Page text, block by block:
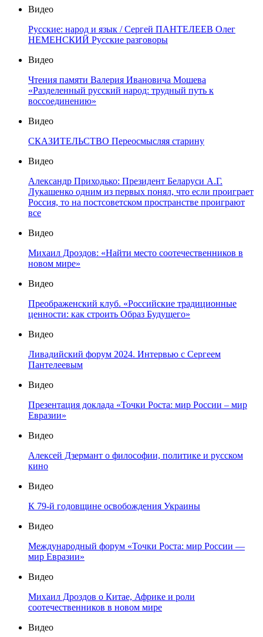
Видео
Русские: народ и язык / Сергей ПАНТЕЛЕЕВ Олег
НЕМЕНСКИЙ Русские разговоры
Видео
Чтения памяти Валерия Ивановича Мошева
«Разделенный русский народ: трудный путь к
воссоединению»
Видео
СКАЗИТЕЛЬСТВО Переосмысляя старину
Видео
Александр Приходько: Президент Беларуси А.Г.
Лукашенко одним из первых понял, что если проиграет
Россия, то на постсоветском пространстве проиграют
все
Видео
Михаил Дроздов: «Найти место соотечественников в
новом мире»
Видео
Преображенский клуб. «Российские традиционные
ценности: как строить Образ Будущего»
Видео
Ливадийский форум 2024. Интервью с Сергеем
Пантелеевым
Видео
Презентация доклада «Точки Роста: мир России – мир
Евразии»
Видео
Алексей Дзермант о философии, политике и русском
кино
Видео
К 79-й годовщине освобождения Украины
Видео
Международный форум «Точки Роста: мир России —
мир Евразии»
Видео
Михаил Дроздов о Китае, Африке и роли
соотечественников в новом мире
Видео